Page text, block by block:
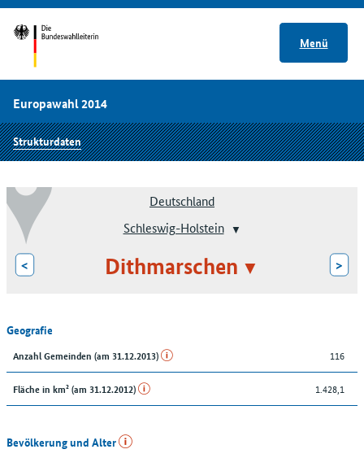
Menü
Europawahl 2014
Strukturdaten
Deutschland
Schleswig-Holstein
< Dithmarschen >
Geografie
Anzahl Gemeinden (am 31.12.2013) 116
Fläche in km² (am 31.12.2012) 1.428,1
Bevölkerung und Alter